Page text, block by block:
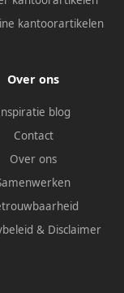
kantoorartikelen
Over ons
blog
Contact
Over ons
& Disclaimer